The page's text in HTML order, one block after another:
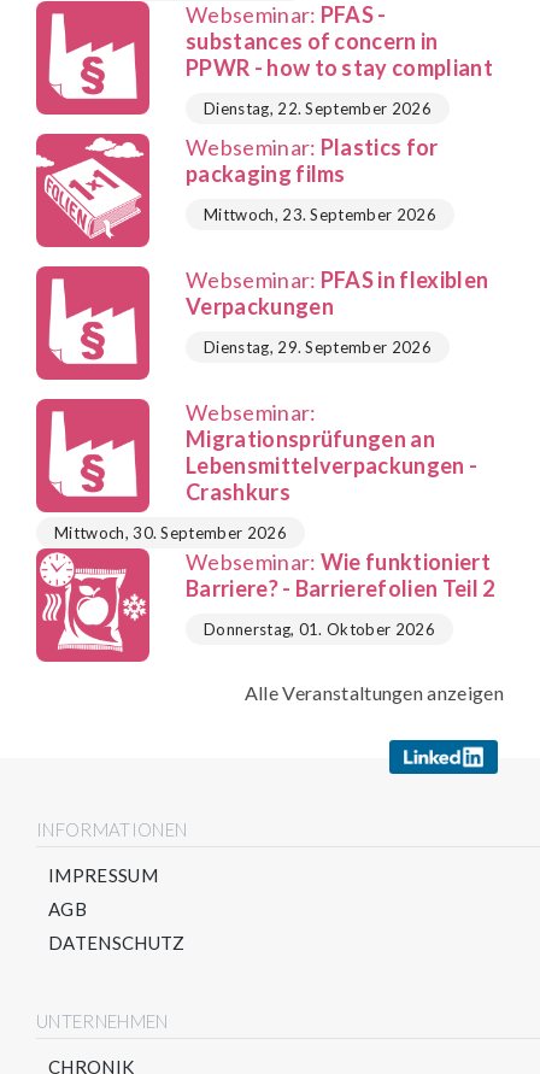
Webseminar: PFAS -
substances of concern in
PPWR - how to stay compliant
Dienstag, 22. September 2026
Webseminar: Plastics for
packaging films
Mittwoch, 23. September 2026
Webseminar: PFAS in flexiblen
Verpackungen
Dienstag, 29. September 2026
Webseminar:
Migrationsprüfungen an
Lebensmittelverpackungen -
Crashkurs
Mittwoch, 30. September 2026
Webseminar: Wie funktioniert
Barriere? - Barrierefolien Teil 2
Donnerstag, 01. Oktober 2026
Alle Veranstaltungen anzeigen
INFORMATIONEN
IMPRESSUM
AGB
DATENSCHUTZ
UNTERNEHMEN
CHRONIK